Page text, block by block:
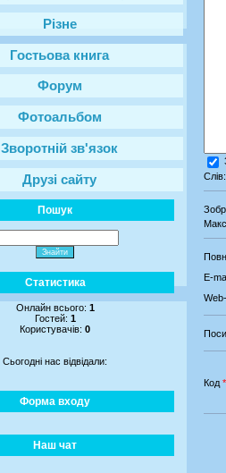
Різне
Гостьова книга
Форум
Фотоальбом
Зворотній зв'язок
Друзі сайту
Пошук
Статистика
Онлайн всього: 1
Гостей: 1
Користувачів: 0
Сьогодні нас відвідали:
Форма входу
Наш чат
E-
Код *